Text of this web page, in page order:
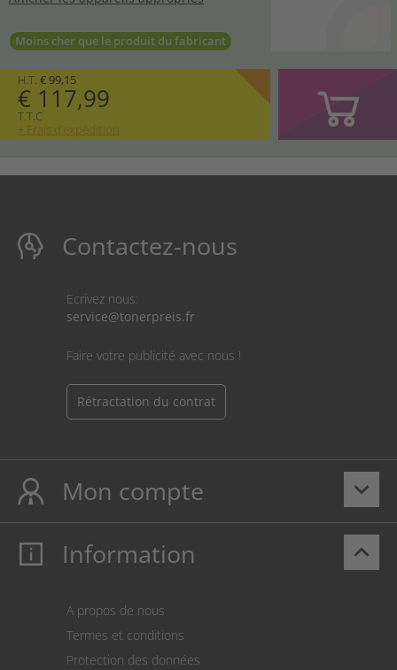
Moins cher que le produit du fabricant
H.T. € 99,15
€ 117,99
T.T.C
+ Frais d’expédition
Contactez-nous
Ecrivez nous:
service@tonerpreis.fr
Faire votre publicité avec nous !
Rétractation du contrat
keyboard_arrow_down
Mon compte
Mon compte
Paiement
keyboard_arrow_up
Information
A propos de nous
Termes et conditions
Protection des données